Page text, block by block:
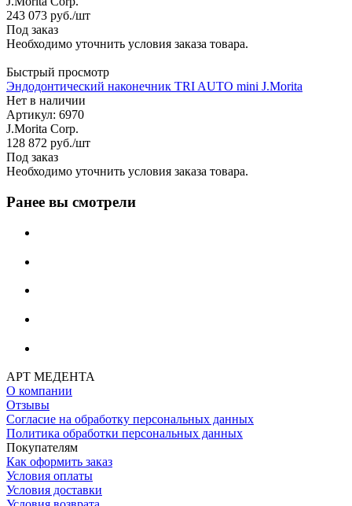
243 073 руб./шт
Под заказ
Необходимо уточнить условия заказа товара.
Быстрый просмотр
Эндодонтический наконечник TRI AUTO mini J.Morita
Нет в наличии
Артикул: 6970
J.Morita Corp.
128 872 руб./шт
Под заказ
Необходимо уточнить условия заказа товара.
Ранее вы смотрели
АРТ МЕДЕНТА
О компании
Отзывы
Согласие на обработку персональных данных
Политика обработки персональных данных
Покупателям
Как оформить заказ
Условия оплаты
Условия доставки